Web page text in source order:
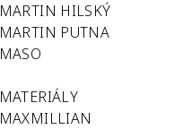
MARTIN HILSKÝ
MARTIN PUTNA
MASO
MATERIÁLY
MAXMILLIAN